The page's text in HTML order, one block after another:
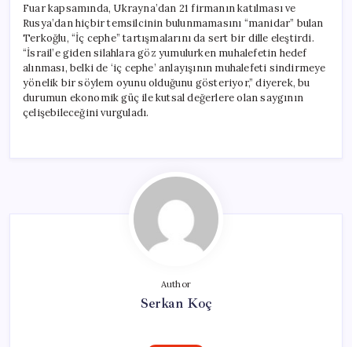
Fuar kapsamında, Ukrayna’dan 21 firmanın katılması ve
Rusya’dan hiçbir temsilcinin bulunmamasını “manidar” bulan
Terkoğlu, “İç cephe” tartışmalarını da sert bir dille eleştirdi.
“İsrail’e giden silahlara göz yumulurken muhalefetin hedef
alınması, belki de ‘iç cephe’ anlayışının muhalefeti sindirmeye
yönelik bir söylem oyunu olduğunu gösteriyor,” diyerek, bu
durumun ekonomik güç ile kutsal değerlere olan saygının
çelişebileceğini vurguladı.
Author
Serkan Koç